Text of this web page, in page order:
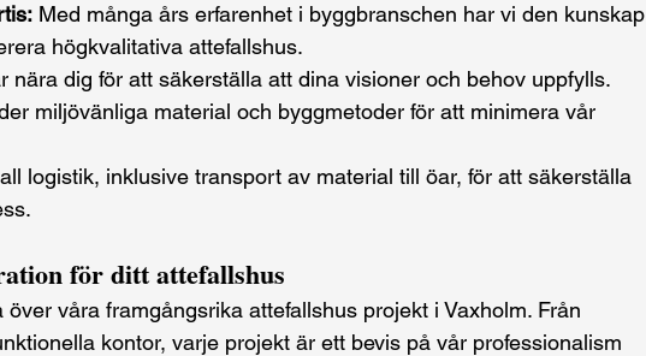
Med många års erfarenhet i byggbranschen har vi den kunskap
högkvalitativa attefallshus.
nära dig för att säkerställa att dina visioner och behov uppfylls.
miljövänliga material och byggmetoder för att minimera vår
logistik, inklusive transport av material till öar, för att säkerställa
för ditt attefallshus
våra framgångsrika attefallshus projekt i Vaxholm. Från
kontor, varje projekt är ett bevis på vår professionalism